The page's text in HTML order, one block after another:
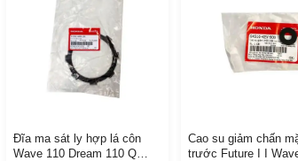
Đĩa ma sát ly hợp lá côn
Wave 110 Dream 110 Q
Cao su giảm chấn
trước Future I I